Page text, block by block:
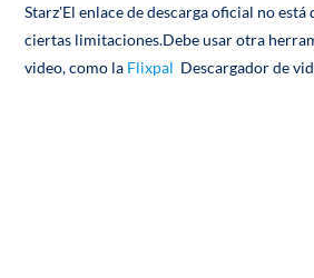
Starz'El enlace de descarga oficial no
ciertas limitaciones.Debe usar otra
video, como la Flixpal Descargador de